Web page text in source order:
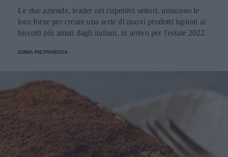
Le due aziende, leader nei rispettivi settori, uniscono le
loro forze per creare una serie di nuovi prodotti ispirati ai
biscotti più amati dagli italiani, in arrivo per l'estate 2022.
EMMA PIETRAROSA